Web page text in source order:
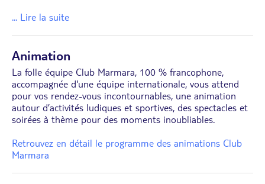
... Lire la suite
Animation
La folle équipe Club Marmara, 100 % francophone,
accompagnée d'une équipe internationale, vous attend
pour vos rendez-vous incontournables, une animation
autour d’activités ludiques et sportives, des spectacles et
soirées à thème pour des moments inoubliables.
Retrouvez en détail le programme des animations Club
Marmara